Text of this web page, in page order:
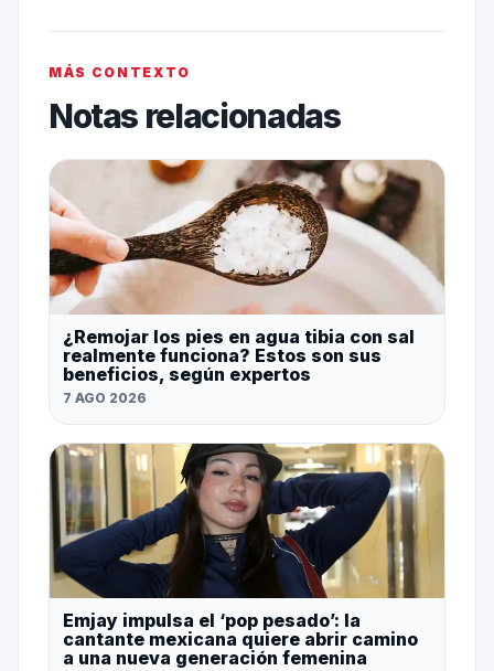
MÁS CONTEXTO
Notas relacionadas
¿Remojar los pies en agua tibia con sal
realmente funciona? Estos son sus
beneficios, según expertos
7 AGO 2026
Emjay impulsa el ‘pop pesado’: la
cantante mexicana quiere abrir camino
a una nueva generación femenina